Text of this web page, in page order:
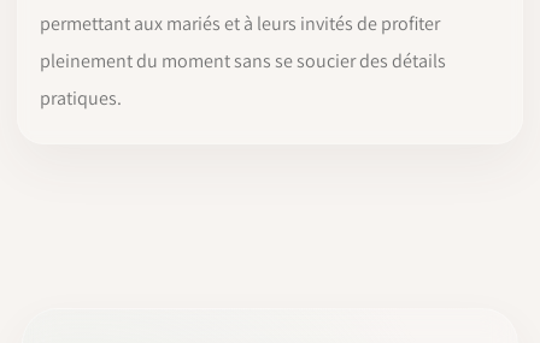
permettant aux mariés et à leurs invités de profiter
pleinement du moment sans se soucier des détails
pratiques.